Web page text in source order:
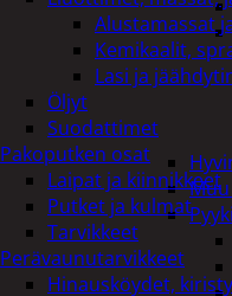
Alustamassat
Kemikaalit,
Lasi ja
Öljyt
Suodattimet
Pakoputken osat
Laipat ja kiinnikkeet
Putket ja kulmat
Tarvikkeet
Perävaunutarvikkeet
Hinausköydet,